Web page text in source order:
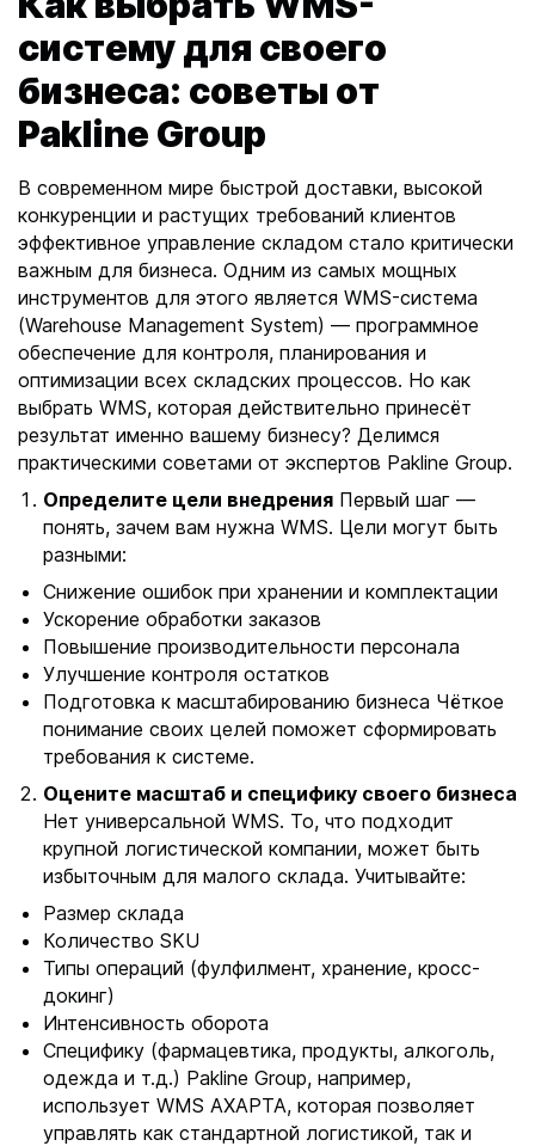
и
г
а
ц
и
я
-
в
а
ш
п
у
т
ь
н
а
й
т
е
систему для своего
бизнеса: советы от
Pakline Group
В современном мире быстрой доставки, высокой
конкуренции и растущих требований клиентов
эффективное управление складом стало критически
важным для бизнеса. Одним из самых мощных
инструментов для этого является WMS-система
(Warehouse Management System) — программное
обеспечение для контроля, планирования и
оптимизации всех складских процессов. Но как
выбрать WMS, которая действительно принесёт
результат именно вашему бизнесу? Делимся
практическими советами от экспертов Pakline Group.
Определите цели внедренияПервый шаг —
понять, зачем вам нужна WMS. Цели могут быть
разными:
Снижение ошибок при хранении и комплектации
Ускорение обработки заказов
Повышение производительности персонала
Улучшение контроля остатков
Подготовка к масштабированию бизнеса Чёткое
понимание своих целей поможет сформировать
требования к системе.
Оцените масштаб и специфику своего бизнеса
Нет универсальной WMS. То, что подходит
крупной логистической компании, может быть
избыточным для малого склада. Учитывайте:
Размер склада
Количество SKU
Типы операций (фулфилмент, хранение, кросс-
докинг)
Интенсивность оборота
Специфику (фармацевтика, продукты, алкоголь,
одежда и т.д.) Pakline Group, например,
использует WMS AXAPTA, которая позволяет
управлять как стандартной логистикой, так и